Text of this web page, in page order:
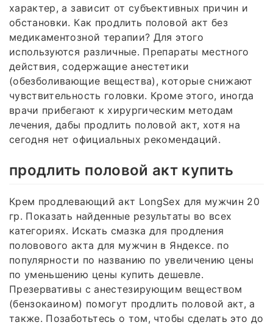
характер, а зависит от субъективных причин и
обстановки. Как продлить половой акт без
медикаментозной терапии? Для этого
используются различные. Препараты местного
действия, содержащие анестетики
(обезболивающие вещества), которые снижают
чувствительность головки. Кроме этого, иногда
врачи прибегают к хирургическим методам
лечения, дабы продлить половой акт, хотя на
сегодня нет официальных рекомендаций.
продлить половой акт купить
Крем продлевающий акт LongSex для мужчин 20
гр. Показать найденные результаты во всех
категориях. Искать смазка для продления
половового акта для мужчин в Яндексе. по
популярности по названию по увеличению цены
по уменьшению цены купить дешевле.
Презервативы с анестезирующим веществом
(бензокаином) помогут продлить половой акт, а
также. Позаботьтесь о том, чтобы сделать это до